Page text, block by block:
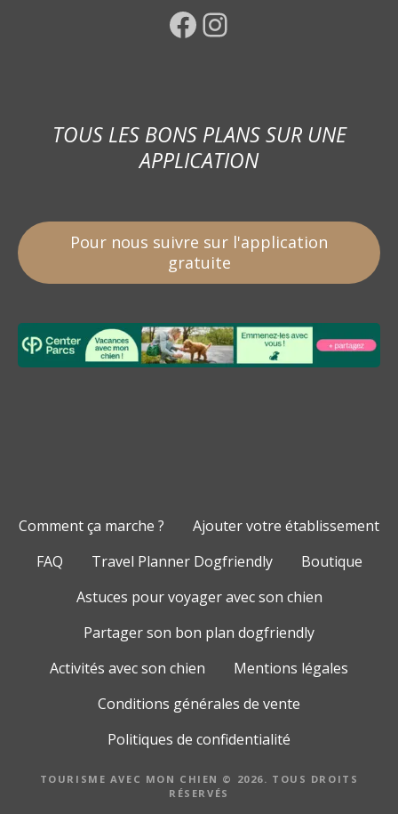
Facebook Instagram
TOUS LES BONS PLANS SUR UNE
APPLICATION
Pour nous suivre sur l'application
gratuite
Comment ça marche ?
Ajouter votre établissement
FAQ
Travel Planner Dogfriendly
Boutique
Astuces pour voyager avec son chien
Partager son bon plan dogfriendly
Activités avec son chien
Mentions légales
Conditions générales de vente
Politiques de confidentialité
TOURISME AVEC MON CHIEN © 2026. TOUS DROITS
RÉSERVÉS